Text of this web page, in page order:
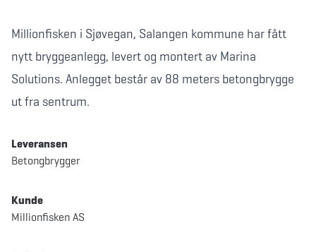
Millionfisken i Sjøvegan, Salangen kommune har fått
nytt bryggeanlegg, levert og montert av Marina
Solutions. Anlegget består av 88 meters betongbrygge
ut fra sentrum.
Leveransen
Betongbrygger
Kunde
Millionfisken AS